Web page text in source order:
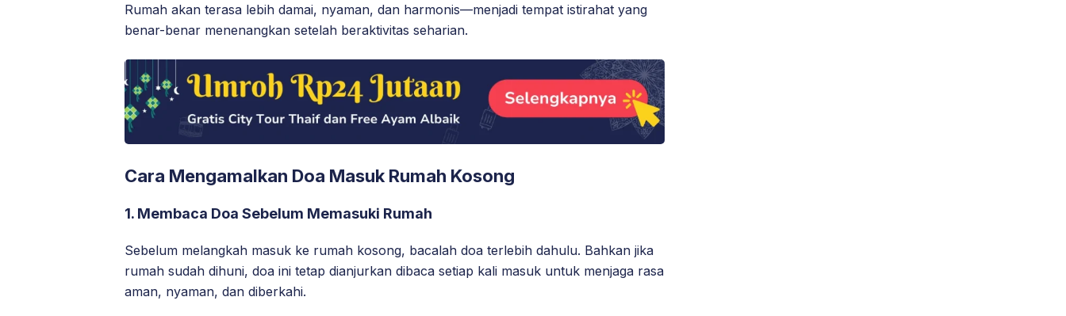
Rumah akan terasa lebih damai, nyaman, dan harmonis—menjadi tempat istirahat yang
benar-benar menenangkan setelah beraktivitas seharian.
Cara Mengamalkan Doa Masuk Rumah Kosong
1. Membaca Doa Sebelum Memasuki Rumah
Sebelum melangkah masuk ke rumah kosong, bacalah doa terlebih dahulu. Bahkan jika
rumah sudah dihuni, doa ini tetap dianjurkan dibaca setiap kali masuk untuk menjaga rasa
aman, nyaman, dan diberkahi.